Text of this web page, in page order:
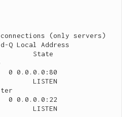
(only servers)
Q Local Address
State
0.0.0.0:80
LISTEN
0.0.0.0:22
LISTEN